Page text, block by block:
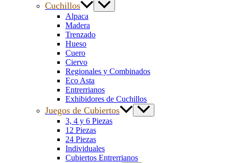
Cuchillos
Alpaca
Madera
Trenzado
Hueso
Cuero
Ciervo
Regionales y Combinados
Eco Asta
Entrerrianos
Exhibidores de Cuchillos
Juegos de Cubiertos
3, 4 y 6 Piezas
12 Piezas
24 Piezas
Individuales
Cubiertos Entrerrianos